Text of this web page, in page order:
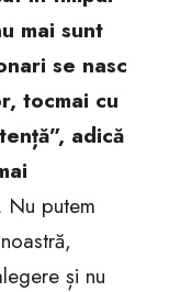
mai sunt
se nasc
tocmai cu
adică
Nu putem
și nu